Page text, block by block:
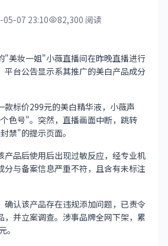
05-07 23:10
82,300 阅读
"美妆一姐"小薇直播间在昨晚直播进行
平台公告显示系其推广的美白产品成分
款标价299元的美白精华液，小薇声
色号"。突然，直播画面中断，跳转
禁"的提示页面。
产品后使用后出现过敏反应，经专业机
分与备案信息严重不符，且含有未标注
确认该产品存在违规添加问题，已责令
，并立案调查。涉事品牌全网下架，累
。